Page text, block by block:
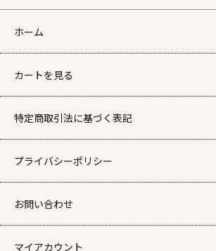
ホーム
カートを見る
特定商取引法に基づく表記
プライバシーポリシー
お問い合わせ
マイアカウント